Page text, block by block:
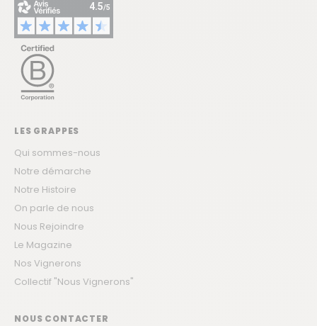
LES GRAPPES
Qui sommes-nous
Notre démarche
Notre Histoire
On parle de nous
Nous Rejoindre
Le Magazine
Nos Vignerons
Collectif "Nous Vignerons"
NOUS CONTACTER